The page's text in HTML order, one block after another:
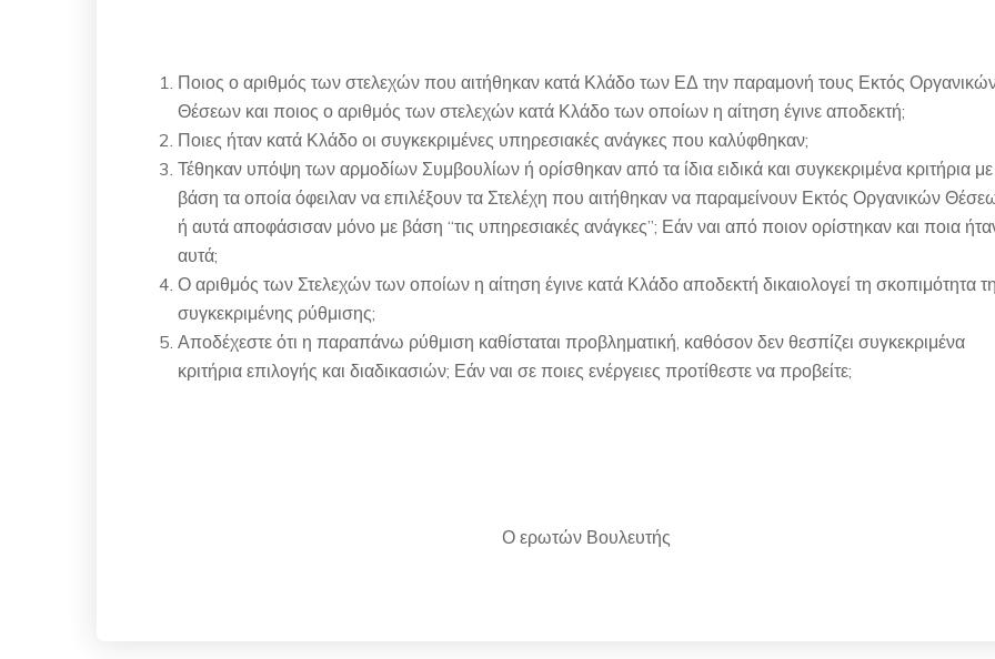
Ποιος ο αριθμός των στελεχών που αιτήθηκαν κατά Κλάδο των ΕΔ την παραμονή τους Εκτός
Θέσεων και ποιος ο αριθμός των στελεχών κατά Κλάδο των οποίων η αίτηση έγινε αποδεκτή;
Ποιες ήταν κατά Κλάδο οι συγκεκριμένες υπηρεσιακές ανάγκες που καλύφθηκαν;
Τέθηκαν υπόψη των αρμοδίων Συμβουλίων ή ορίσθηκαν από τα ίδια ειδικά και συγκεκριμένα κριτήρια με
βάση τα οποία όφειλαν να επιλέξουν τα Στελέχη που αιτήθηκαν να παραμείνουν Εκτός Οργανικών
ή αυτά αποφάσισαν μόνο με βάση “τις υπηρεσιακές ανάγκες”; Εάν ναι από ποιον ορίστηκαν και ποια
αυτά;
Ο αριθμός των Στελεχών των οποίων η αίτηση έγινε κατά Κλάδο αποδεκτή δικαιολογεί τη σκοπιμότητα
συγκεκριμένης ρύθμισης;
Αποδέχεστε ότι η παραπάνω ρύθμιση καθίσταται προβληματική, καθόσον δεν θεσπίζει συγκεκριμένα
κριτήρια επιλογής και διαδικασιών; Εάν ναι σε ποιες ενέργειες προτίθεστε να προβείτε;
Ο ερωτών Βουλευτής